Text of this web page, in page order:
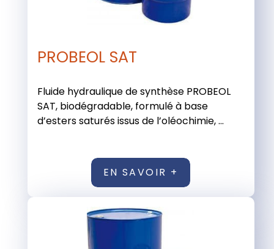
PROBEOL SAT
Fluide hydraulique de synthèse PROBEOL
SAT, biodégradable, formulé à base
d’esters saturés issus de l’oléochimie, ...
EN SAVOIR +